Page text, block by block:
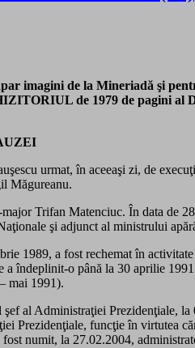
imagini de la Mineriadă şi
de 1979 de pagini al
urmat, în aceeaşi zi, de
Măgureanu.
Trifan Matenciuc. În data de
şi adjunct al ministrului
1989, a fost rechemat în
îndeplinit-o până la 30 aprilie
mai 1991).
al Administraţiei Prezidenţiale,
Prezidenţiale, funcţie în virtutea
fost numit, la 27.02.2004,